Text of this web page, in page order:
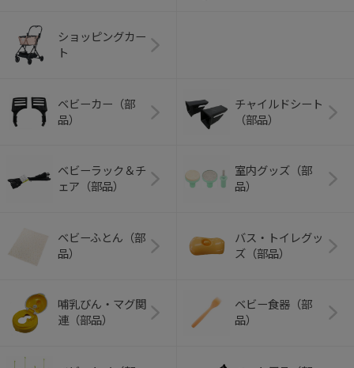
ショッピングカー
ト
ベビーカー（部
品）
チャイルドシート
（部品）
ベビーラック＆チ
ェア（部品）
室内グッズ（部
品）
ベビーふとん（部
品）
バス・トイレグッ
ズ（部品）
哺乳びん・マグ関
連（部品）
ベビー食器（部
品）